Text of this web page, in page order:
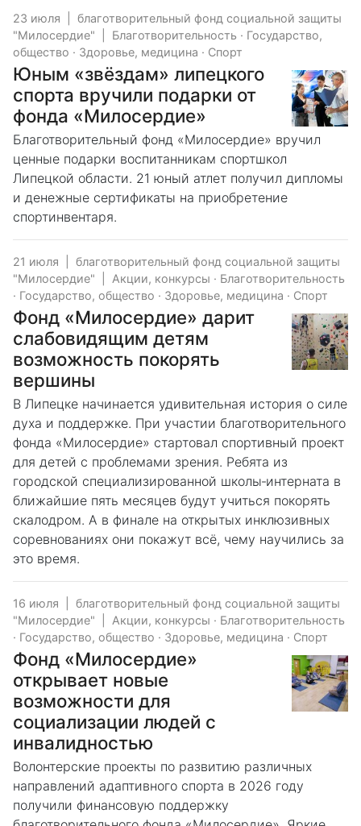
23 июля
благотворительный фонд социальной защиты
"Милосердие"
Благотворительность · Государство,
общество · Здоровье, медицина · Спорт
Юным «звёздам» липецкого
спорта вручили подарки от
фонда «Милосердие»
Благотворительный фонд «Милосердие» вручил
ценные подарки воспитанникам спортшкол
Липецкой области. 21 юный атлет получил дипломы
и денежные сертификаты на приобретение
спортинвентаря.
21 июля
благотворительный фонд социальной защиты
"Милосердие"
Акции, конкурсы · Благотворительность
· Государство, общество · Здоровье, медицина · Спорт
Фонд «Милосердие» дарит
слабовидящим детям
возможность покорять
вершины
В Липецке начинается удивительная история о силе
духа и поддержке. При участии благотворительного
фонда «Милосердие» стартовал спортивный проект
для детей с проблемами зрения. Ребята из
городской специализированной школы‑интерната в
ближайшие пять месяцев будут учиться покорять
скалодром. А в финале на открытых инклюзивных
соревнованиях они покажут всё, чему научились за
это время.
16 июля
благотворительный фонд социальной защиты
"Милосердие"
Акции, конкурсы · Благотворительность
· Государство, общество · Здоровье, медицина · Спорт
Фонд «Милосердие»
открывает новые
возможности для
социализации людей с
инвалидностью
Волонтерские проекты по развитию различных
направлений адаптивного спорта в 2026 году
получили финансовую поддержку